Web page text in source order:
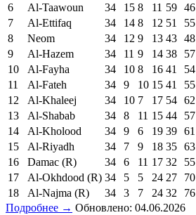
6
Al-Taawoun 34 15 8 11 59 46
7
Al-Ettifaq 34 14 8 12 51 55
8
Neom 34 12 9 13 43 48
9
Al-Hazem 34 11 9 14 38 57
10
Al-Fayha 34 10 8 16 41 54
11
Al-Fateh 34 9 10 15 41 55
12
Al-Khaleej 34 10 7 17 54 62
13
Al-Shabab 34 8 11 15 44 57
14
Al-Kholood 34 9 6 19 39 61
15
Al-Riyadh 34 7 9 18 35 63
16
Damac (R) 34 6 11 17 32 55
17
Al-Okhdood (R) 34 5 5 24 27 70
18
Al-Najma (R) 34 3 7 24 32 76
Подробнее → Обновлено: 04.06.2026